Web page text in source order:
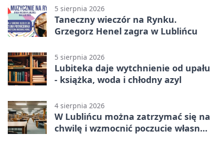
5 sierpnia 2026
Taneczny wieczór na Rynku.
Grzegorz Henel zagra w Lublińcu
5 sierpnia 2026
Lubiteka daje wytchnienie od upału
- książka, woda i chłodny azyl
4 sierpnia 2026
W Lublińcu można zatrzymać się na
chwilę i wzmocnić poczucie własnej